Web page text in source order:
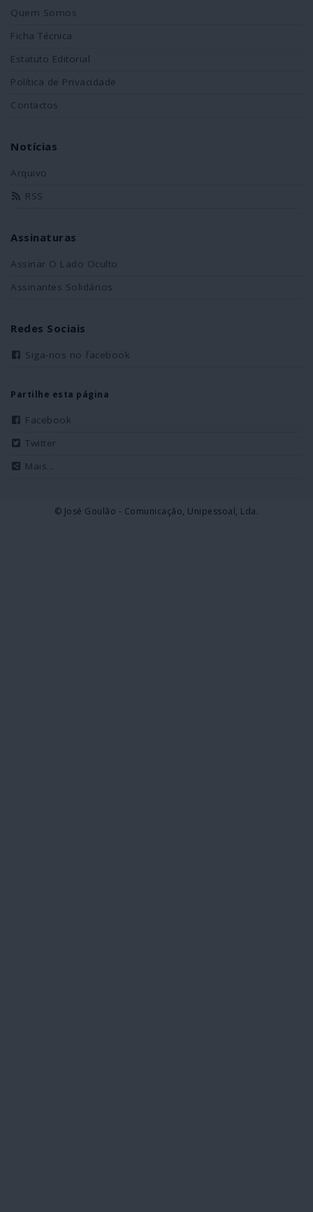
Quem Somos
Ficha Técnica
Estatuto Editorial
Política de Privacidade
Contactos
Notícias
Arquivo
RSS
Assinaturas
Assinar O Lado Oculto
Assinantes Solidários
Redes Sociais
Siga-nos no facebook
Partilhe esta página
Facebook
Twitter
Mais...
© José Goulão - Comunicação, Unipessoal, Lda.